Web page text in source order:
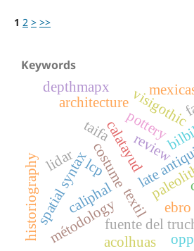
1 2 > >>
Keywords
calatayud
visigothic
late
textil
costumereview
fuente del
pottery
taifa
caliphal
architecture
spatial syntax
depthmapx
lidar
métodology
historiography lcp
acolhuas